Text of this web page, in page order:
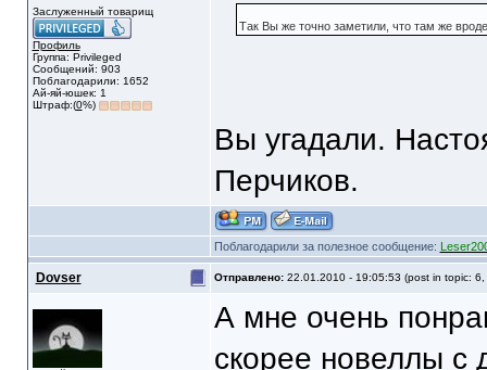
Заслуженный товарищ
Профиль
Группа: Privileged
Сообщений: 903
Поблагодарили: 1652
Ай-яй-юшек: 1
Штраф:(0%)
Так Вы же точно заметили, что там же
Вы угадали.
Перчиков.
Поблагодарили за полезное сообщение:
Dovser Отправлено: 22.01.2010 - 19:05:53 (post in topic: 6,
А мне очень
скорее новеллы с